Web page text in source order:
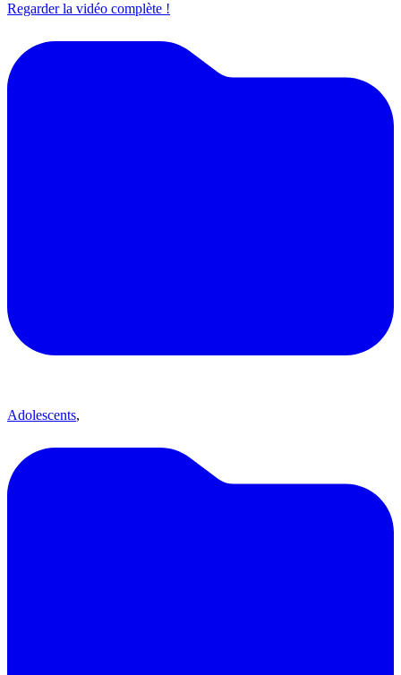
Regarder la vidéo complète !
Adolescents,